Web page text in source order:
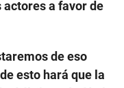
actores a favor de
de eso
esto hará que la